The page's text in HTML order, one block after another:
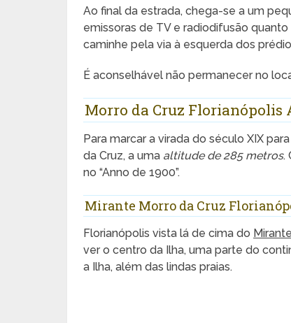
Ao final da estrada, chega-se a um
emissoras de TV e radiodifusão
caminhe pela via à esquerda dos
É aconselhável não permanecer no
Morro da Cruz Florianópolis
Para marcar a virada do século XIX
da Cruz, a uma altitude de 285 metros.
no “Anno de 1900”.
Mirante Morro da Cruz
Florianópolis vista lá de cima do
ver o centro da Ilha, uma parte do
a Ilha, além das lindas praias.